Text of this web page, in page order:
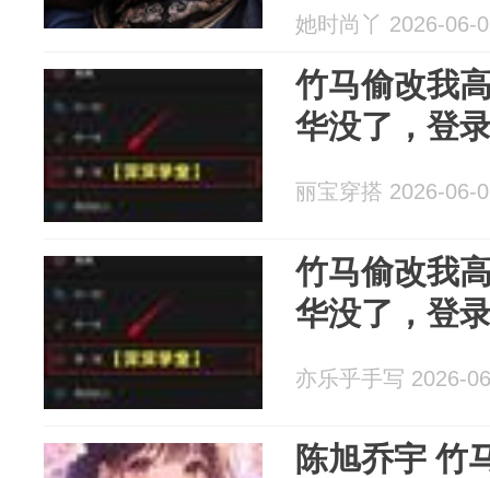
她时尚丫 2026-06-
竹马偷改我
华没了，登
丽宝穿搭 2026-06-
竹马偷改我
华没了，登
亦乐乎手写 2026-
陈旭乔宇 竹